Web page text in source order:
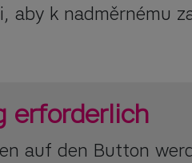
aby k nadměrnému
erforderlich
auf den Button